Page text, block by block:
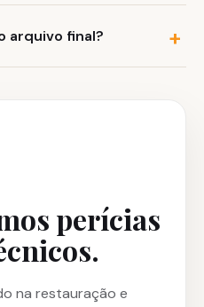
arquivo final?
perícias
na restauração e